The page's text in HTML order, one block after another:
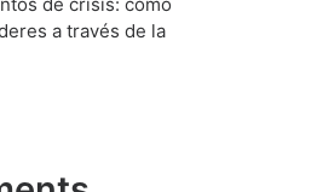
a través de la